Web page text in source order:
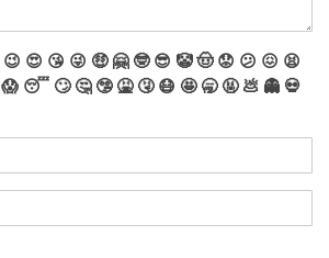
😉 😍 😘 😜 🤑 🤗 🤓 😎 🤡🤠 😟 😕 😖 😫
😱 😴 🙄 🤔 🤥 🤮 🤧 😷 🤩 🥱 🤬 💩 👻 💀